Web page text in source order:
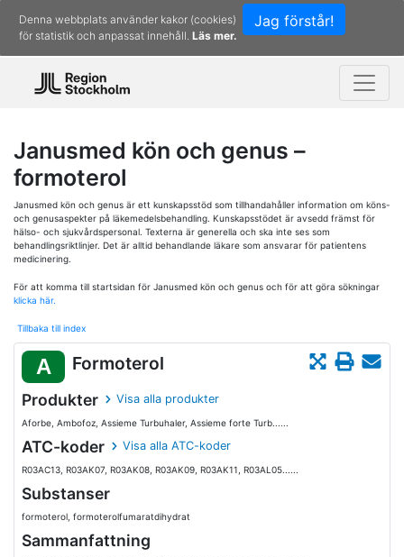
Jag förstår!
Denna webbplats använder kakor (cookies)
för statistik och anpassat innehåll. Läs mer.
Janusmed kön och genus –
formoterol
Janusmed kön och genus är ett kunskapsstöd som tillhandahåller information om köns-
och genusaspekter på läkemedelsbehandling. Kunskapsstödet är avsedd främst för
hälso- och sjukvårdspersonal. Texterna är generella och ska inte ses som
behandlingsriktlinjer. Det är alltid behandlande läkare som ansvarar för patientens
medicinering.
För att komma till startsidan för Janusmed kön och genus och för att göra sökningar
klicka här.
Tillbaka till index
A Formoterol
Produkter Visa alla produkter
Aforbe, Ambofoz, Assieme Turbuhaler, Assieme forte Turb......
ATC-koder Visa alla ATC-koder
R03AC13, R03AK07, R03AK08, R03AK09, R03AK11, R03AL05......
Substanser
formoterol, formoterolfumaratdihydrat
Sammanfattning